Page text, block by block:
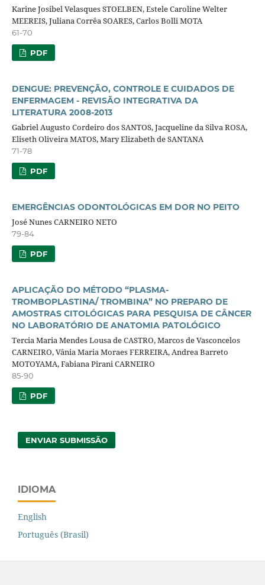
Karine Josibel Velasques STOELBEN, Estele Caroline Welter
MEEREIS, Juliana Corrêa SOARES, Carlos Bolli MOTA
61-70
PDF
DENGUE: PREVENÇÃO, CONTROLE E CUIDADOS DE
ENFERMAGEM - REVISÃO INTEGRATIVA DA
LITERATURA 2008-2013
Gabriel Augusto Cordeiro dos SANTOS, Jacqueline da Silva ROSA,
Eliseth Oliveira MATOS, Mary Elizabeth de SANTANA
71-78
PDF
EMERGÊNCIAS ODONTOLÓGICAS EM DOR NO PEITO
José Nunes CARNEIRO NETO
79-84
PDF
APLICAÇÃO DO MÉTODO “PLASMA-
TROMBOPLASTINA/ TROMBINA” NO PREPARO DE
AMOSTRAS CITOLÓGICAS PARA PESQUISA DE CÂNCER
NO LABORATÓRIO DE ANATOMIA PATOLÓGICO
Tercia Maria Mendes Lousa de CASTRO, Marcos de Vasconcelos
CARNEIRO, Vânia Maria Moraes FERREIRA, Andrea Barreto
MOTOYAMA, Fabiana Pirani CARNEIRO
85-90
PDF
ENVIAR SUBMISSÃO
IDIOMA
English
Português (Brasil)